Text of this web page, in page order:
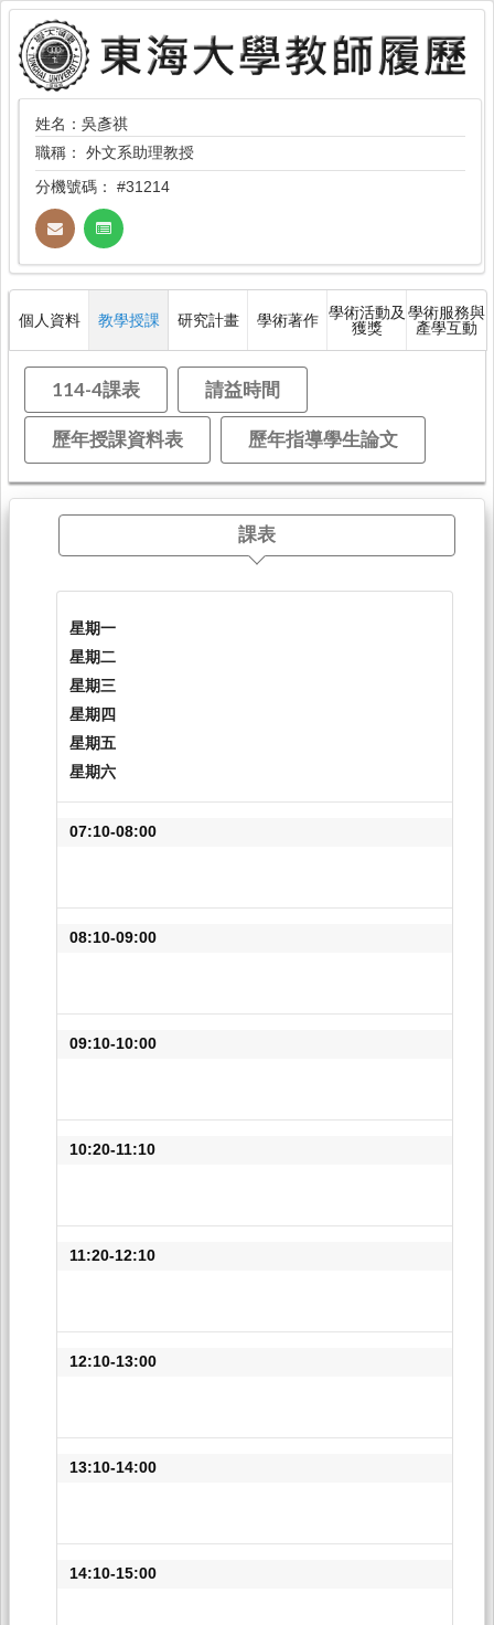
姓名：吳彥祺
職稱： 外文系助理教授
分機號碼： #31214
個人資料 教學授課 研究計畫 學術著作 學術活動及
獲獎
學術服務與
產學互動
114-4課表 請益時間
歷年授課資料表 歷年指導學生論文
課表
星期一
星期二
星期三
星期四
星期五
星期六
07:10-08:00
08:10-09:00
09:10-10:00
10:20-11:10
11:20-12:10
12:10-13:00
13:10-14:00
14:10-15:00